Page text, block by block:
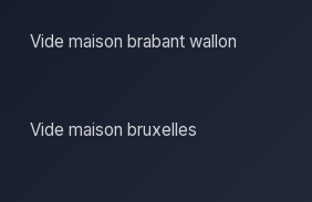
Vide maison brabant wallon
Vide maison bruxelles